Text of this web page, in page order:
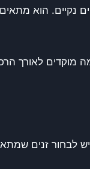
נקיים. הוא
מוקדים
לבחור זנים